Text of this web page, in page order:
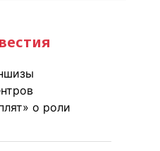
о роли